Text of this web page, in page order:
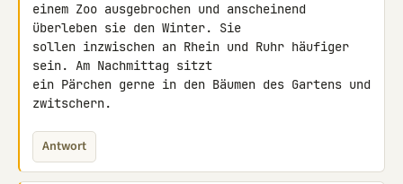
einem Zoo ausgebrochen und anscheinend
überleben sie den Winter. Sie
sollen inzwischen an Rhein und Ruhr häufiger
sein. Am Nachmittag sitzt
ein Pärchen gerne in den Bäumen des Gartens und
zwitschern.
Antwort